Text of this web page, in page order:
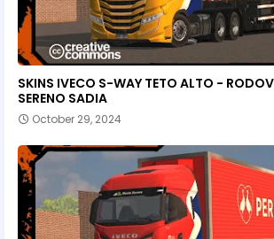
SKINS IVECO S-WAY TETO ALTO -
SERENO SADIA
October 29, 2024